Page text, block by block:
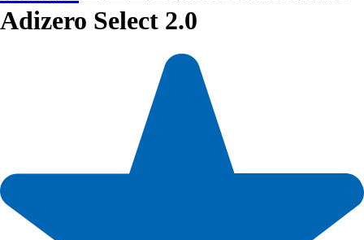
Adizero Select 2.0